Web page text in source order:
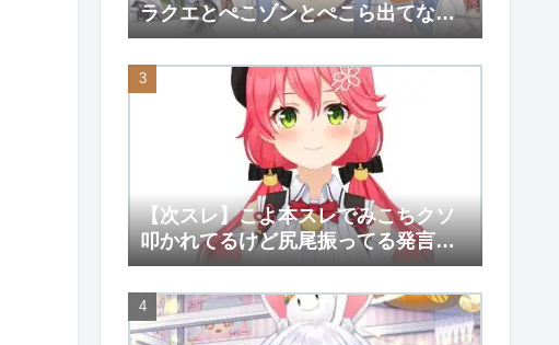
ラクエとぺこゾンとぺこら出てない
大会しか覚えてない【ホロライ
ブ/hololive】
【次スレ】こよ本スレでみこちクソ
叩かれてるけど尻尾振ってる発言が
そんなに気にくわなかったのか？
【さくらみこ】